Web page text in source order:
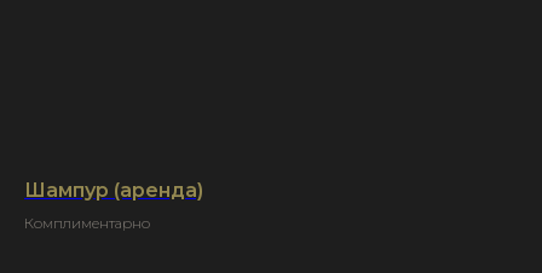
Шампур (аренда)
Комплиментарно